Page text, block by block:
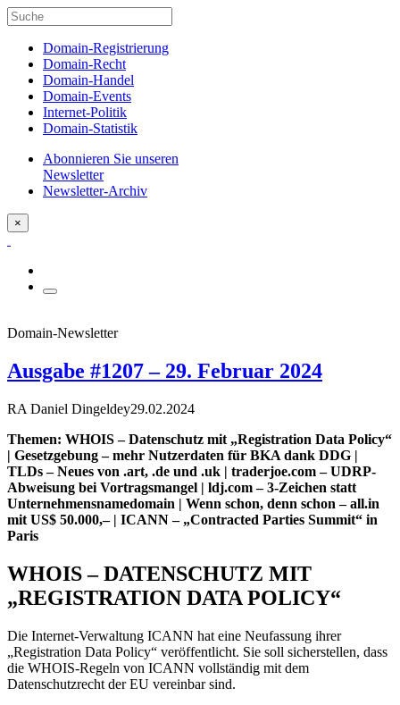
Domain-Registrierung
Domain-Recht
Domain-Handel
Domain-Events
Internet-Politik
Domain-Statistik
Abonnieren Sie unseren
Newsletter
Newsletter-Archiv
×
Domain-Newsletter
Ausgabe #1207 – 29. Februar 2024
RA Daniel Dingeldey29.02.2024
Themen: WHOIS – Datenschutz mit „Registration Data Policy“
| Gesetzgebung – mehr Nutzerdaten für BKA dank DDG |
TLDs – Neues von .art, .de und .uk | traderjoe.com – UDRP-
Abweisung bei Vortragsmangel | ldj.com – 3-Zeichen statt
Unternehmensnamedomain | Wenn schon, denn schon – all.in
mit US$ 50.000,– | ICANN – „Contracted Parties Summit“ in
Paris
WHOIS – DATENSCHUTZ MIT
„REGISTRATION DATA POLICY“
Die Internet-Verwaltung ICANN hat eine Neufassung ihrer
„Registration Data Policy“ veröffentlicht. Sie soll sicherstellen, dass
die WHOIS-Regeln von ICANN vollständig mit dem
Datenschutzrecht der EU vereinbar sind.